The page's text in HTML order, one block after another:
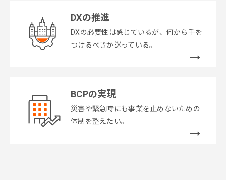
DXの推進
DXの必要性は感じているが、何から手を
つけるべきか迷っている。
BCPの実現
災害や緊急時にも事業を止めないための
体制を整えたい。